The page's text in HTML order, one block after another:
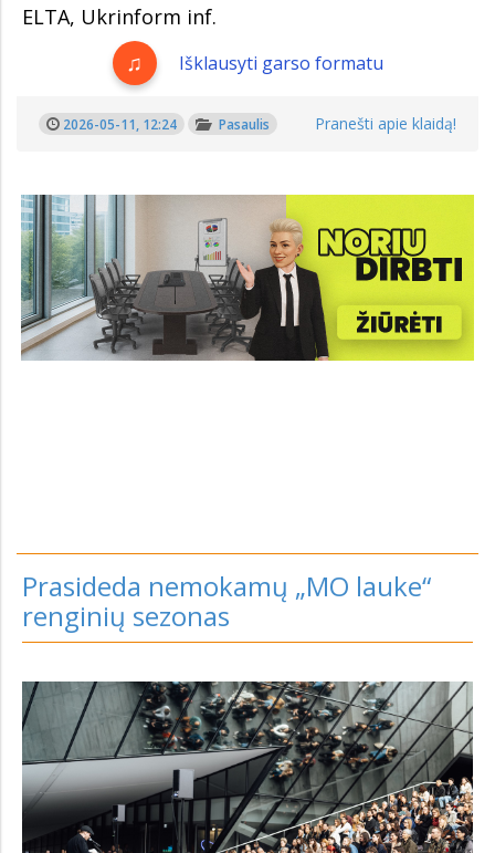
ELTA, Ukrinform inf.
Išklausyti garso formatu
2026-05-11, 12:24 Pasaulis Pranešti apie klaidą!
Prasideda nemokamų „MO lauke“
renginių sezonas